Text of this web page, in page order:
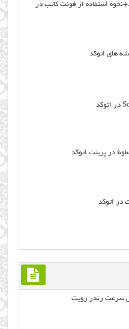
استفاده از فونت کاتب در
های اتوکد
در پرینت اتوکد
در اتوکد
سرعت رندر رویت